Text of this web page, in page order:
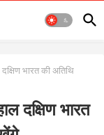
भारत की अतिथि
दक्षिण भारत